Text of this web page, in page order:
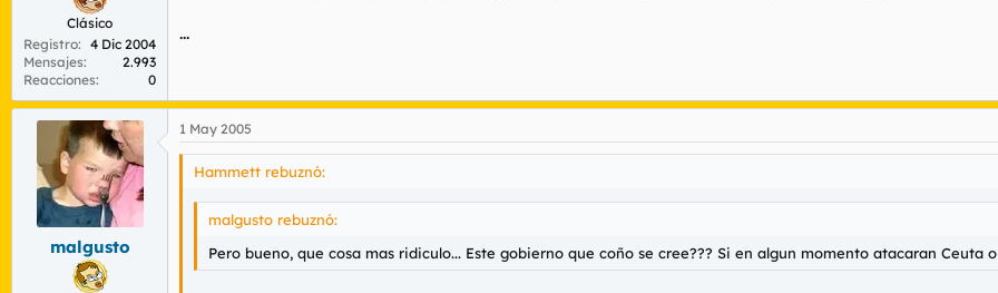
Clásico
Registro
4 Dic 2004
Mensajes
2.993
Reacciones
0
...
malgusto
1 May 2005
Hammett rebuznó:
malgusto rebuznó:
Pero bueno, que cosa mas ridiculo... Este gobierno que coño se cree??? Si en algun momento atacaran Ceuta